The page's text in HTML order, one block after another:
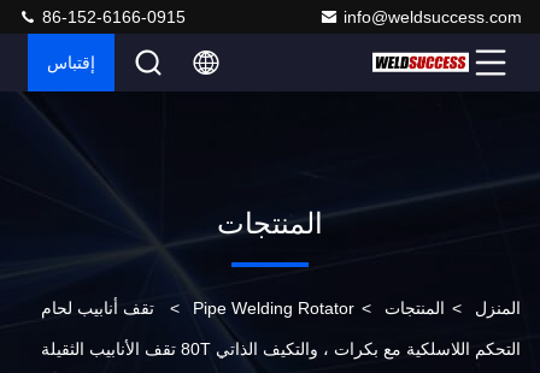
info@weldsuccess.com
86-152-6166-0915
إقتباس
المنتجات
المنزل > المنتجات >
Pipe Welding Rotator
> تقف أنابيب لحام
التحكم اللاسلكية مع بكرات ، والتكيف الذاتي 80T تقف الأنابيب الثقيلة